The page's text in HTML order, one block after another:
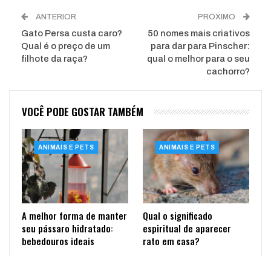
ANTERIOR
Gato Persa custa caro?
Qual é o preço de um
filhote da raça?
PRÓXIMO
50 nomes mais criativos
para dar para Pinscher:
qual o melhor para o seu
cachorro?
VOCÊ PODE GOSTAR TAMBÉM
ANIMAIS E PETS
A melhor forma de manter
seu pássaro hidratado:
bebedouros ideais
ANIMAIS E PETS
Qual o significado
espiritual de aparecer
rato em casa?